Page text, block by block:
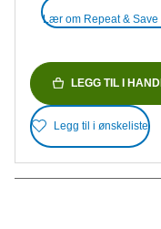
Lær om Repeat & Save
LEGG TIL I
Legg til i ønskeliste